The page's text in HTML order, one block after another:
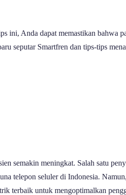
ini, Anda dapat memastikan bahwa
seputar Smartfren dan tips-tips
semakin meningkat. Salah satu
telepon seluler di Indonesia.
terbaik untuk mengoptimalkan